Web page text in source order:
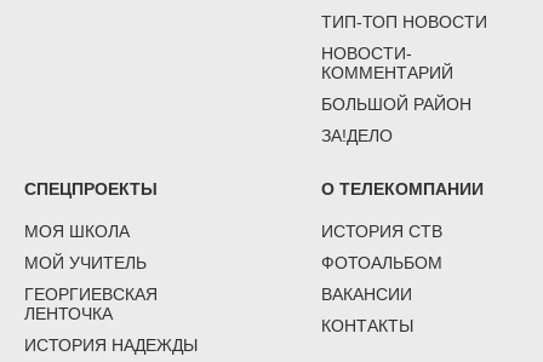
ТИП-ТОП НОВОСТИ
НОВОСТИ-
КОММЕНТАРИЙ
БОЛЬШОЙ РАЙОН
ЗА!ДЕЛО
СПЕЦПРОЕКТЫ
МОЯ ШКОЛА
МОЙ УЧИТЕЛЬ
ГЕОРГИЕВСКАЯ
ЛЕНТОЧКА
ИСТОРИЯ НАДЕЖДЫ
О ТЕЛЕКОМПАНИИ
ИСТОРИЯ СТВ
ФОТОАЛЬБОМ
ВАКАНСИИ
КОНТАКТЫ